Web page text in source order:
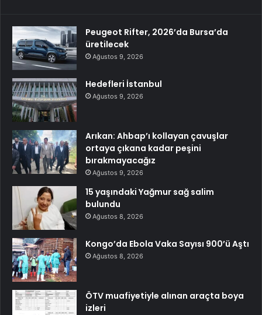
Peugeot Rifter, 2026’da Bursa’da
üretilecek
Ağustos 9, 2026
Hedefleri İstanbul
Ağustos 9, 2026
Arıkan: Ahbap’ı kollayan çavuşlar
ortaya çıkana kadar peşini
bırakmayacağız
Ağustos 9, 2026
15 yaşındaki Yağmur sağ salim
bulundu
Ağustos 8, 2026
Kongo’da Ebola Vaka Sayısı 900’ü Aştı
Ağustos 8, 2026
ÖTV muafiyetiyle alınan araçta boya
izleri